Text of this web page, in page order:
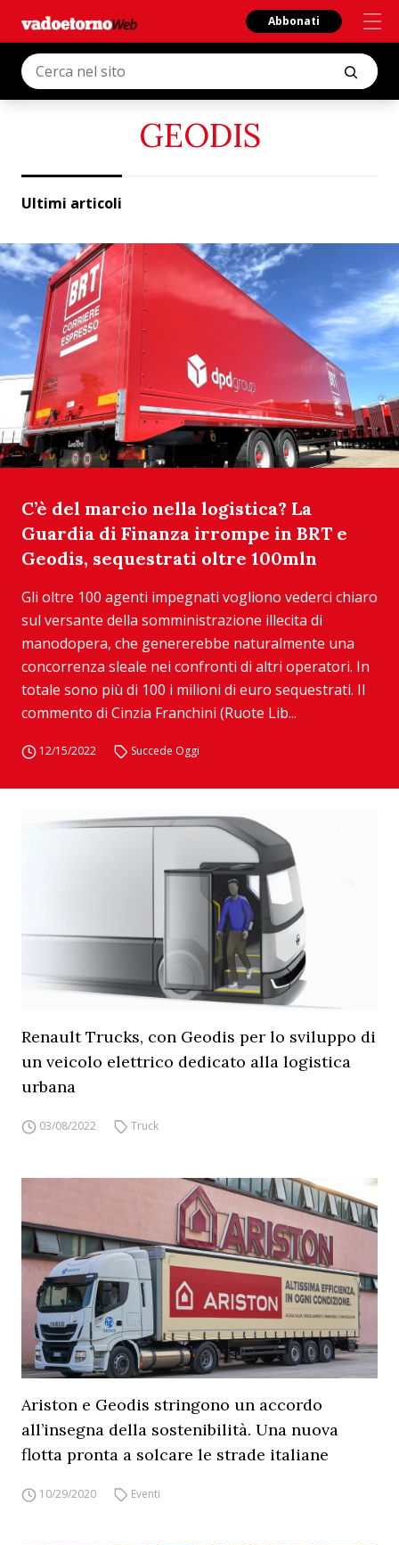
Abbonati
GEODIS
Ultimi articoli
C’è del marcio nella logistica? La
Guardia di Finanza irrompe in BRT e
Geodis, sequestrati oltre 100mln
Gli oltre 100 agenti impegnati vogliono vederci chiaro
sul versante della somministrazione illecita di
manodopera, che genererebbe naturalmente una
concorrenza sleale nei confronti di altri operatori. In
totale sono più di 100 i milioni di euro sequestrati. Il
commento di Cinzia Franchini (Ruote Lib...
12/15/2022 Succede Oggi
Renault Trucks, con Geodis per lo sviluppo di
un veicolo elettrico dedicato alla logistica
urbana
03/08/2022 Truck
Ariston e Geodis stringono un accordo
all’insegna della sostenibilità. Una nuova
flotta pronta a solcare le strade italiane
10/29/2020 Eventi